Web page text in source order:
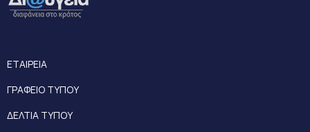
ΕΤΑΙΡΕΙΑ
ΓΡΑΦΕΙΟ ΤΥΠΟΥ
ΔΕΛΤΙΑ ΤΥΠΟΥ